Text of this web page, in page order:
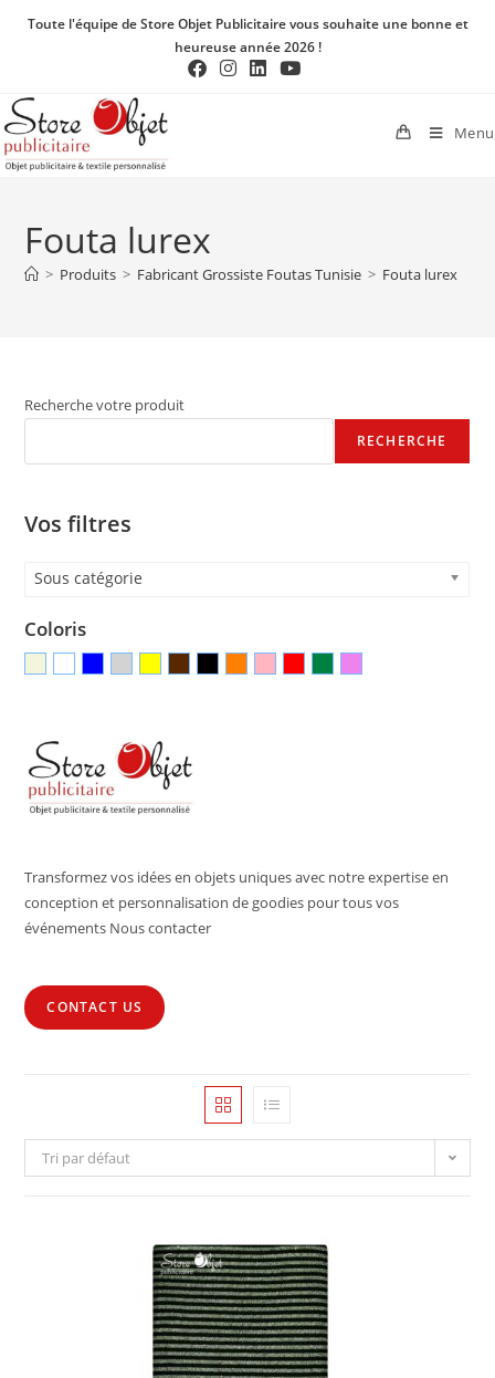
Toute l'équipe de Store Objet Publicitaire vous souhaite une bonne et
heureuse année 2026 !
Menu
Fouta lurex
> Produits > Fabricant Grossiste Foutas Tunisie > Fouta lurex
Recherche votre produit
RECHERCHE
Vos filtres
Sous catégorie
Coloris
Transformez vos idées en objets uniques avec notre expertise en
conception et personnalisation de goodies pour tous vos
événements Nous contacter
CONTACT US
Tri par défaut